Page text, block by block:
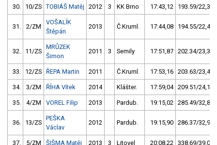
30. 10/ZS TOBIÁŠ Matěj 2012 3 KK Brno 17:43,12 193.59/22,3
31. 2/ZM
VOŠALÍK
Štěpán
2013 Č.Kruml. 17:44,08 194.55/22,4
32. 11/ZS
MRŮZEK
Šimon
2011 3 Semily 17:51,87 202.34/23,3
33. 12/ZS ŘEPA Martin 2011 Č.Kruml. 17:53,16 203.63/23,4
34. 3/ZM ŘÍHA Vítek 2014 Klášter. 17:59,04 209.51/24,1
35. 4/ZM VOREL Filip 2013 Pardub. 19:15,02 285.49/32,8
36. 13/ZS
PEŠKA
Václav
2012 Pardub. 19:15,90 286.37/32,9
37. 5/ZM ŠIŠMA Matěj 2013 3 Litovel 20:08,22 338.69/39,0